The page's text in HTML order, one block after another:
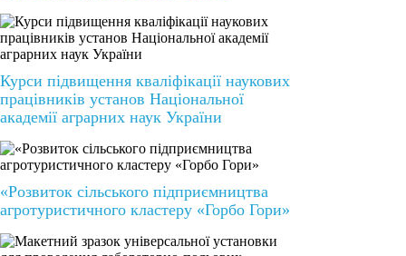
Курси підвищення кваліфікації наукових
працівників установ Національної
академії аграрних наук України
«Розвиток сільського підприємництва
агротуристичного кластеру «Горбо Гори»